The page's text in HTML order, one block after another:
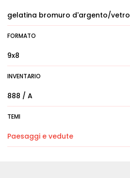
gelatina bromuro d'argento/vetro
FORMATO
9x8
INVENTARIO
888 / A
TEMI
Paesaggi e vedute